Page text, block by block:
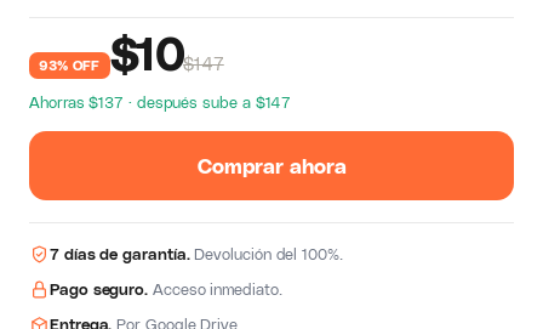
93% OFF $10$147
Ahorras $137 · después sube a $147
Comprar ahora
7 días de garantía.Devolución del 100%.
Pago seguro. Acceso inmediato.
Entrega. Por Google Drive